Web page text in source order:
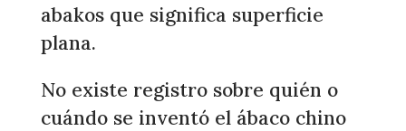
abakos que significa superficie
plana.
No existe registro sobre quién o
cuándo se inventó el ábaco chino